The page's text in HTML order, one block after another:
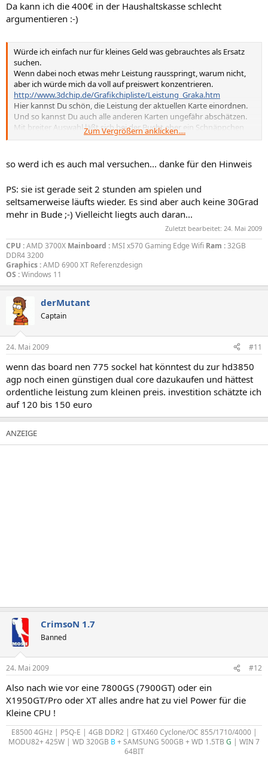
Da kann ich die 400€ in der Haushaltskasse schlecht
argumentieren :-)
Würde ich einfach nur für kleines Geld was gebrauchtes als Ersatz
suchen.
Wenn dabei noch etwas mehr Leistung rausspringt, warum nicht,
aber ich würde mich da voll auf preiswert konzentrieren.
http://www.3dchip.de/Grafikchipliste/Leistung_Graka.htm
Hier kannst Du schön, die Leistung der aktuellen Karte einordnen.
Und so kannst Du auch alle anderen Karten ungefähr abschätzen.
Mit breiter Auswahl läßt sich bei der Bucht eher ein Schnäppchen
machen.
Zum Vergrößern anklicken....
so werd ich es auch mal versuchen... danke für den Hinweis
PS: sie ist gerade seit 2 stunden am spielen und
seltsamerweise läufts wieder. Es sind aber auch keine 30Grad
mehr in Bude ;-) Vielleicht liegts auch daran...
Zuletzt bearbeitet: 24. Mai 2009
CPU :AMD 3700X Mainboard : MSI x570 Gaming Edge Wifi Ram :32GB
DDR4 3200
Graphics :AMD 6900 XT Referenzdesign
OS :Windows 11
derMutant
Captain
24. Mai 2009 #11
wenn das board nen 775 sockel hat könntest du zur hd3850
agp noch einen günstigen dual core dazukaufen und hättest
ordentliche leistung zum kleinen preis. investition schätzte ich
auf 120 bis 150 euro
CrimsoN 1.7
Banned
24. Mai 2009 #12
Also nach wie vor eine 7800GS (7900GT) oder ein
X1950GT/Pro oder XT alles andre hat zu viel Power für die
Kleine CPU !
E8500 4GHz | P5Q-E | 4GB DDR2 | GTX460 Cyclone/OC 855/1710/4000 |
MODU82+ 425W | WD 320GB B+ SAMSUNG 500GB + WD 1.5TB G | WIN 7
64BIT